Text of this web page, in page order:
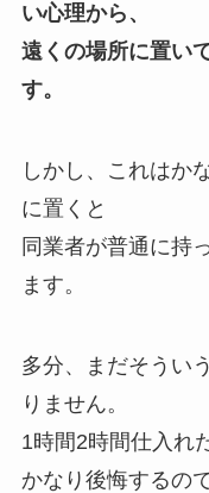
い心理から、
遠くの場所に置い
す。
しかし、これはか
に置くと
同業者が普通に持
ます。
多分、まだそうい
りません。
1時間2時間仕入れ
かなり後悔するの